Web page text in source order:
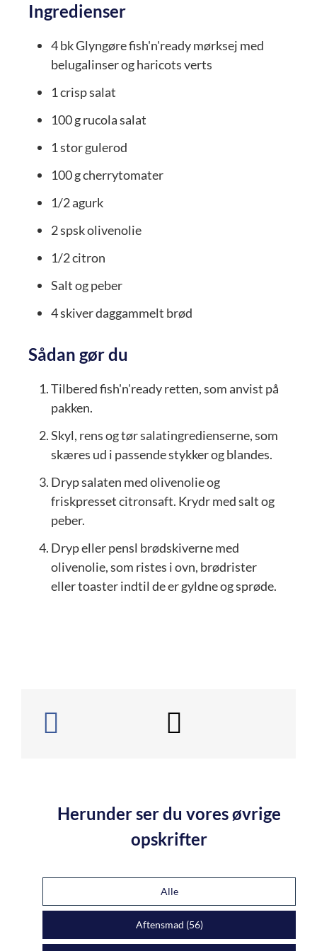
Ingredienser
4bkGlyngøre fish'n'ready mørksej med
belugalinser og haricots verts
1crisp salat
100grucola salat
1storgulerod
100gcherrytomater
1/2agurk
2spskolivenolie
1/2citron
Salt og peber
4skiverdaggammelt brød
Sådan gør du
Tilbered fish'n'ready retten, som anvist på
pakken.
Skyl, rens og tør salatingredienserne, som
skæres ud i passende stykker og blandes.
Dryp salaten med olivenolie og
friskpresset citronsaft. Krydr med salt og
peber.
Dryp eller pensl brødskiverne med
olivenolie, som ristes i ovn, brødrister
eller toaster indtil de er gyldne og sprøde.
Herunder ser du vores øvrige
opskrifter
Alle
Aftensmad (56)